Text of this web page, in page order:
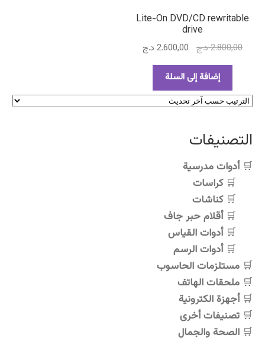
Lite-On DVD/CD rewritable
drive
2.800,00د.ج
السعر
الأصلي
هو:
2.800,00 د.ج.
2.600,00 د.جالسعر
إضافة إلى السلة
التصنيفات
أدوات مدرسية
كراسات
كناشات
أقلام حبر جاف
أدوات القياس
أدوات الرسم
مستلزمات الحاسوب
ملحقات الهاتف
أجهزة الكترونية
تصنيفات أخرى
الصحة والجمال